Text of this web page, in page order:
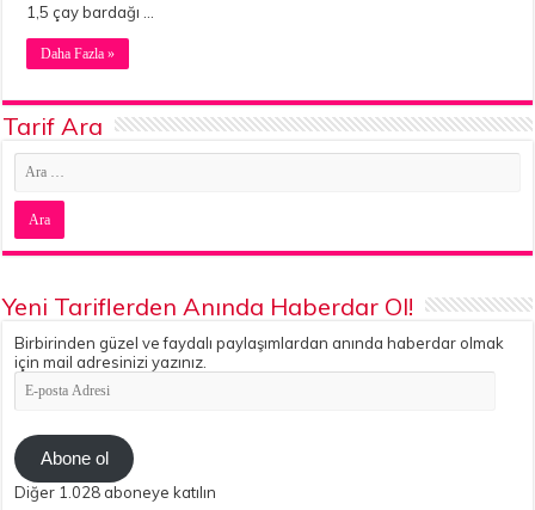
1,5 çay bardağı …
Daha Fazla »
Tarif Ara
Yeni Tariflerden Anında Haberdar Ol!
Birbirinden güzel ve faydalı paylaşımlardan anında haberdar olmak
için mail adresinizi yazınız.
E-
posta
Abone ol
Diğer 1.028 aboneye katılın